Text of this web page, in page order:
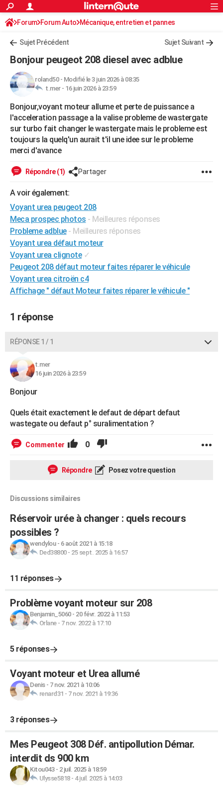
ACTUALITÉS
Politique
Société
Faits Divers
Education
Monde
Villes
+
FINANCE
Retraite
Impôts
Epargne
Immobilier
Risques naturels par ville
Banque
Assurance
Crédit
AUTO
Essais
Réserver un essai
Citadines
Berlines
SUV
Forum auto
+HIGH-TECH
Mobiles
Meilleur smartphone
Internet
Ordinateurs
Jeux vidéo
Guide high-tech
+BRICOLAGE
Forum
Aménagement intérieur
Extérieur
Cuisine
Salle de bains
Jardinage
Rangement
WEEK-END
Guides de France
Escapades
Patrimoine
Expositions
Musées
Week-end nature
LIFESTYLE
Art de vivre
Bien-être
Loisirs
Mode
Modes de vie
SANTE
Alimentation
Guide de la santé
Maladies
Médicaments
Sommeil
VOYAGE
Destinations
City break
Voyage nature
Voyage de noces
Forum
Climat
+PHOTO
GUIDES D'ACHAT
BONS PLANS
CARTE DE VOEUX
Carte de Noël
Carte Bonne année
Carte Saint-Valentin
Carte Pâques
Carte d'anniversaire
DICTIONNAIRE
PROGRAMME TV
S'inscrire
Se connecter
Lycées
Collèges
Primaires
Universités
Entreprises
Service militaire
Avis de recherche
AVIS DE DÉCÈS
FORUM
Bricolage
Lifestyle
Culture
Sport
Auto
Television
Voyage
Cinema
Rechercher
S'inscrire
Connexion
Forum Forum Auto Mécanique, entretien et pannes
Sujet Précédent Sujet Suivant
Bonjour peugeot 208 diesel avec adblue
roland50- Modifié le 3 juin 2026 à 08:35
t.mer - 16 juin 2026 à 23:59
Bonjour,voyant moteur allume et perte de puissance a
l'acceleration passage a la valise probleme de wastergate
sur turbo fait changer le wastergate mais le probleme est
toujours la quelq'un aurait t'il une idee sur le probleme
merci d'avance
Répondre (1) Partager
A voir également:
Voyant urea peugeot 208
Meca prospec photos - Meilleures réponses
Probleme adblue - Meilleures réponses
Voyant urea défaut moteur
Voyant urea clignote ✓
Peugeot 208 défaut moteur faites réparer le véhicule
Voyant urea citroën c4
Affichage " défaut Moteur faites réparer le véhicule "
1 réponse
RÉPONSE 1 / 1
t.mer
16 juin 2026 à 23:59
Bonjour
Quels était exactement le defaut de départ defaut
wastegate ou defaut p° suralimentation ?
Commenter 0
Répondre Posez votre question
Discussions similaires
Réservoir urée à changer : quels recours
possibles ?
wendylou- 6 août 2021 à 15:18
Ded38800- 25 sept. 2025 à 16:57
11 réponses
Problème voyant moteur sur 208
Benjamin_5060- 20 févr. 2022 à 11:53
Orlane- 7 nov. 2022 à 17:10
5 réponses
Voyant moteur et Urea allumé
Denis- 7 nov. 2021 à 10:06
renard31 - 7 nov. 2021 à 19:36
3 réponses
Mes Peugeot 308 Déf. antipollution Démar.
interdit ds 900 km
Kitou043- 2 juil. 2025 à 18:59
Ulysse5818- 4 juil. 2025 à 14:03